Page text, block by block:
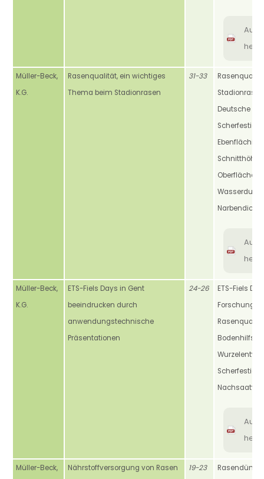
Müller-Beck,
K.G.
Rasenqualität, ein wichtiges
Thema beim Stadionrasen
31-33
Stadionrasen,
Deutsche
Schnitthöhe,
Narbendichte
Müller-Beck,
K.G.
ETS-Fiels Days in Gent
beeindrucken durch
anwendungstechnische
Präsentationen
24-26
ETS-Fiels
Forschung,
Müller-Beck,
Nährstoffversorgung von Rasen
19-23